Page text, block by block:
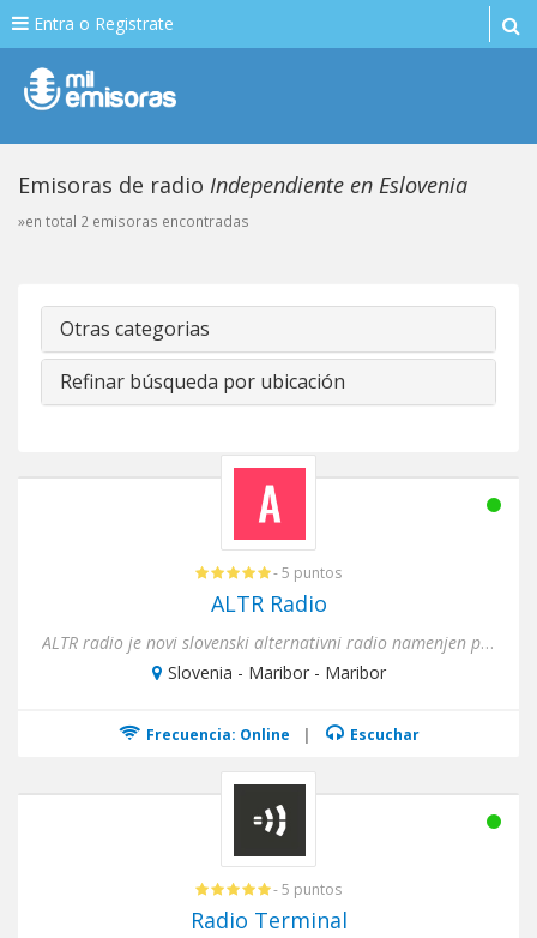
Entra o Registrate
Emisoras de radio Independiente en Eslovenia
»en total 2 emisoras encontradas
Otras categorias
Refinar búsqueda por ubicación
- 5 puntos
ALTR Radio
ALTR radio je novi slovenski alternativni radio namenjen pretežno mlajšim poslušalcem z ažurno in uravnoteženo k...
Slovenia - Maribor - Maribor
Frecuencia: Online | Escuchar
- 5 puntos
Radio Terminal